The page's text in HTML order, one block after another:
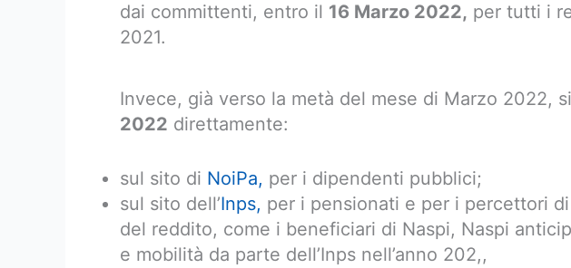
dai committenti, entro il 16 Marzo 2022, per tutti i
2021.
Invece, già verso la metà del mese di Marzo 2022,
2022 direttamente:
sul sito di NoiPa, per i dipendenti pubblici;
sul sito dell’Inps, per i pensionati e per i percettori
del reddito, come i beneficiari di Naspi, Naspi
e mobilità da parte dell’Inps nell’anno 202,,